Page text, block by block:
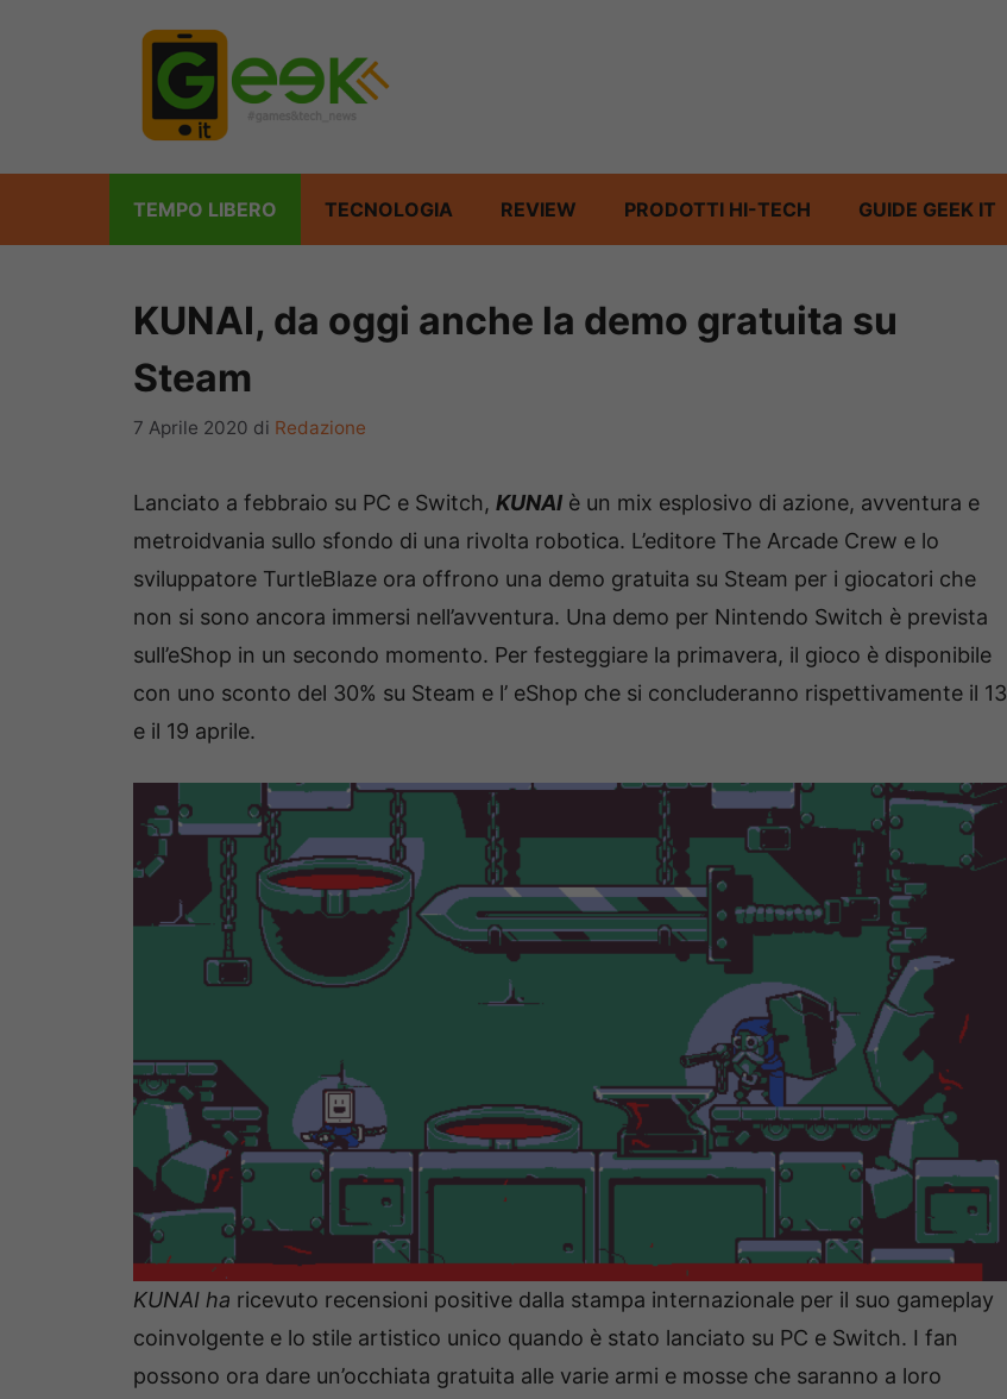
TEMPO LIBERO TECNOLOGIA REVIEW PRODOTTI HI-TECH GUIDE GEEK IT
KUNAI, da oggi anche la demo gratuita su
Steam
7 Aprile 2020 di Redazione
Lanciato a febbraio su PC e Switch, KUNAI è un mix esplosivo di azione, avventura e
metroidvania sullo sfondo di una rivolta robotica. L’editore The Arcade Crew e lo
sviluppatore TurtleBlaze ora offrono una demo gratuita su Steam per i giocatori che
non si sono ancora immersi nell’avventura. Una demo per Nintendo Switch è prevista
sull’eShop in un secondo momento. Per festeggiare la primavera, il gioco è disponibile
con uno sconto del 30% su Steam e l’ eShop che si concluderanno rispettivamente il 13
e il 19 aprile.
KUNAI ha ricevuto recensioni positive dalla stampa internazionale per il suo gameplay
coinvolgente e lo stile artistico unico quando è stato lanciato su PC e Switch. I fan
possono ora dare un’occhiata gratuita alle varie armi e mosse che saranno a loro